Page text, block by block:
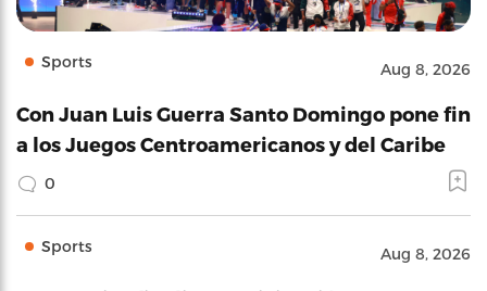
Sports Aug 8, 2026
Con Juan Luis Guerra Santo Domingo pone fin
a los Juegos Centroamericanos y del Caribe
0
Sports Aug 8, 2026